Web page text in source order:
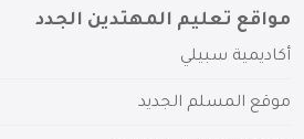
مواقع تعليم المهتدين الجدد
أكاديمية سبيلي
موقع المسلم الجديد